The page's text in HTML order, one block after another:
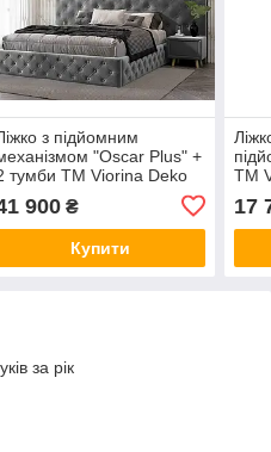
з підйомним
"Oscar Plus" +
тумби TM Viorina Deko
900₴
Купити
TM
17
за рік